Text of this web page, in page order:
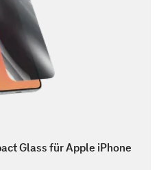
Glass für Apple iPhone